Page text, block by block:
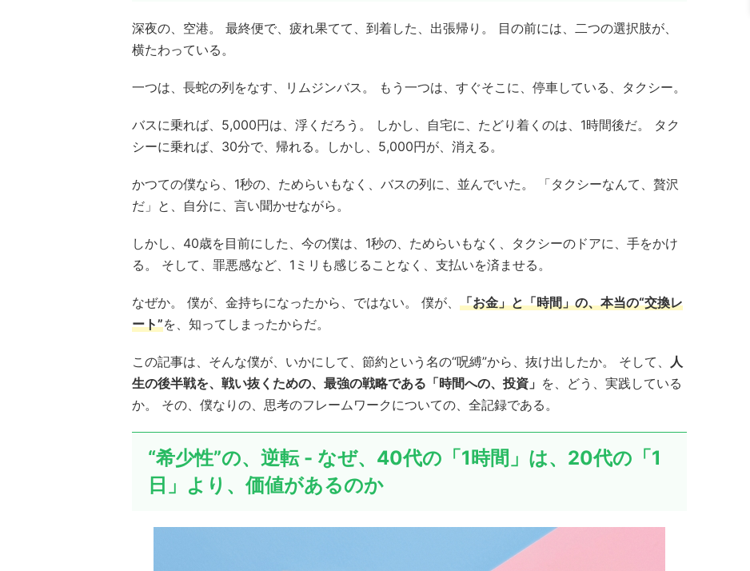
深夜の、空港。 最終便で、疲れ果てて、到着した、出張帰り。 目の前には、二つの選択肢が、
横たわっている。
一つは、長蛇の列をなす、リムジンバス。 もう一つは、すぐそこに、停車している、タクシー。
バスに乗れば、5,000円は、浮くだろう。 しかし、自宅に、たどり着くのは、1時間後だ。 タク
シーに乗れば、30分で、帰れる。しかし、5,000円が、消える。
かつての僕なら、1秒の、ためらいもなく、バスの列に、並んでいた。 「タクシーなんて、贅沢
だ」と、自分に、言い聞かせながら。
しかし、40歳を目前にした、今の僕は、1秒の、ためらいもなく、タクシーのドアに、手をかけ
る。 そして、罪悪感など、1ミリも感じることなく、支払いを済ませる。
なぜか。 僕が、金持ちになったから、ではない。 僕が、 「お金」と「時間」の、本当の“交換レ
ート”を、知ってしまったからだ。
この記事は、そんな僕が、いかにして、節約という名の“呪縛”から、抜け出したか。 そして、
人
生の後半戦を、戦い抜くための、最強の戦略である「時間への、投資」 を、どう、実践している
か。 その、僕なりの、思考のフレームワークについての、全記録である。
“希少性”の、逆転 - なぜ、40代の「1時間」は、20代の「1
日」より、価値があるのか